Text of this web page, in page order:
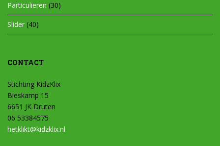
Particulieren (30)
Slider (40)
CONTACT
Stichting KidzKlix
Bieskamp 15
6651 JK Druten
06 53384575
hetklikt@kidzklix.nl